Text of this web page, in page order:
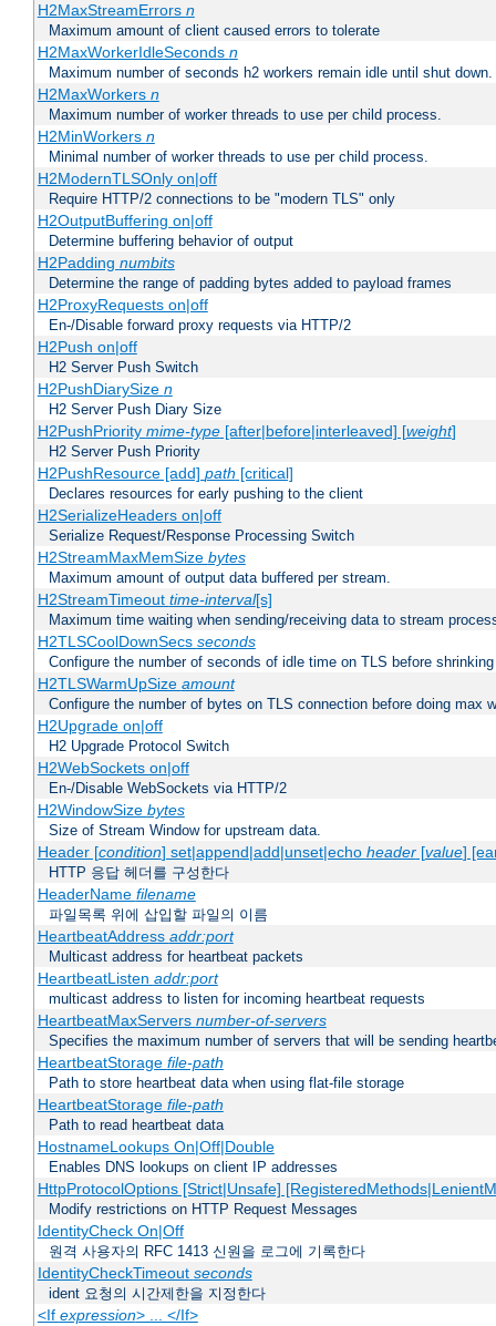
H2MaxStreamErrors n
Maximum amount of client caused errors to tolerate
H2MaxWorkerIdleSeconds n
Maximum number of seconds h2 workers remain idle until shut down.
H2MaxWorkers n
Maximum number of worker threads to use per child process.
H2MinWorkers n
Minimal number of worker threads to use per child process.
H2ModernTLSOnly on|off
Require HTTP/2 connections to be "modern TLS" only
H2OutputBuffering on|off
Determine buffering behavior of output
H2Padding numbits
Determine the range of padding bytes added to payload frames
H2ProxyRequests on|off
En-/Disable forward proxy requests via HTTP/2
H2Push on|off
H2 Server Push Switch
H2PushDiarySize n
H2 Server Push Diary Size
H2PushPriority mime-type[after|before|interleaved] [weight]
H2 Server Push Priority
H2PushResource [add] path [critical]
Declares resources for early pushing to the client
H2SerializeHeaders on|off
Serialize Request/Response Processing Switch
H2StreamMaxMemSize bytes
Maximum amount of output data buffered per stream.
H2StreamTimeout time-interval[s]
Maximum time waiting when sending/receiving data to stream
H2TLSCoolDownSecs seconds
Configure the number of seconds of idle time on TLS before
H2TLSWarmUpSize amount
Configure the number of bytes on TLS connection before doing max
H2Upgrade on|off
H2 Upgrade Protocol Switch
H2WebSockets on|off
En-/Disable WebSockets via HTTP/2
H2WindowSize bytes
Size of Stream Window for upstream data.
Header [condition] set|append|add|unset|echo header[value]
HTTP 응답 헤더를 구성한다
HeaderName filename
파일목록 위에 삽입할 파일의 이름
HeartbeatAddress addr:port
Multicast address for heartbeat packets
HeartbeatListen addr:port
multicast address to listen for incoming heartbeat requests
HeartbeatMaxServers number-of-servers
Specifies the maximum number of servers that will be sending
HeartbeatStorage file-path
Path to store heartbeat data when using flat-file storage
HeartbeatStorage file-path
Path to read heartbeat data
HostnameLookups On|Off|Double
Enables DNS lookups on client IP addresses
HttpProtocolOptions [Strict|Unsafe]
Modify restrictions on HTTP Request Messages
IdentityCheck On|Off
원격 사용자의 RFC 1413 신원을 로그에 기록한다
IdentityCheckTimeout seconds
ident 요청의 시간제한을 지정한다
<If expression> ... </If>